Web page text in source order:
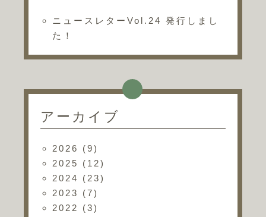
ニュースレターVol.24 発行しまし
た！
アーカイブ
2026
(9)
2025
(12)
2024
(23)
2023
(7)
2022
(3)